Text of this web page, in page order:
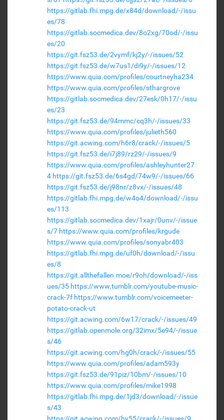
https://gitlab.fhi.mpg.de/x84d/download/-/issu
es/78
https://gitlab.socmedica.dev/8o2xg/70od/-/issu
es/20
https://git.fsz53.de/2vymf/kj2y/-/issues/52
https://git.fsz53.de/w7us1/di9y/-/issues/12
https://www.quia.com/profiles/courtneyha234
https://www.quia.com/profiles/sthargrove
https://gitlab.socmedica.dev/27esk/0h17/-/issu
es/23
https://git.fsz53.de/94mmc/cq3h/-/issues/33
https://www.quia.com/profiles/julieth560
https://git.acwing.com/h6r8/crack/-/issues/5
https://git.fsz53.de/i7j89/rz29/-/issues/9
https://www.quia.com/profiles/ashleyhunter27
4 https://git.fsz53.de/6s4gd/74w9/-/issues/66
https://git.fsz53.de/j98nr/z8vx/-/issues/48
https://gitlab.fhi.mpg.de/w4o4/download/-/issu
es/113
https://gitlab.socmedica.dev/1xajr/0unv/-/issue
s/7 https://www.quia.com/profiles/krgude
https://www.quia.com/profiles/sonyabr403
https://gitlab.fhi.mpg.de/uf0h/download/-/issu
es/8
https://git.allthefallen.moe/r9oh/download/-/iss
ues/35 https://www.tumblr.com/youtube-music-
crack-7f https://www.tumblr.com/voicemeeter-
potato-crack-ut
https://git.acwing.com/6w17/crack/-/issues/49
https://gitlab.openmole.org/32imx/5e94/-/issue
s/46
https://git.acwing.com/hg0h/crack/-/issues/55
https://www.quia.com/profiles/adam593y
https://git.fsz53.de/91piz/10bm/-/issues/10
https://www.quia.com/profiles/mike1998
https://gitlab.fhi.mpg.de/1jd3/download/-/issue
s/43